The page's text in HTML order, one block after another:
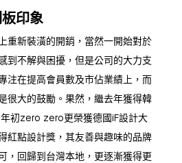
印象
重新裝潢的開銷，當然一開始對於
到不解與困擾，但是公司的大力支
注在提高會員數及市佔業績上，而
很大的鼓勵。果然，繼去年獲得韓
年初zero zero更榮獲德國iF設計大
紅點設計獎，其友善與趣味的品牌
，回歸到台灣本地，更逐漸獲得更